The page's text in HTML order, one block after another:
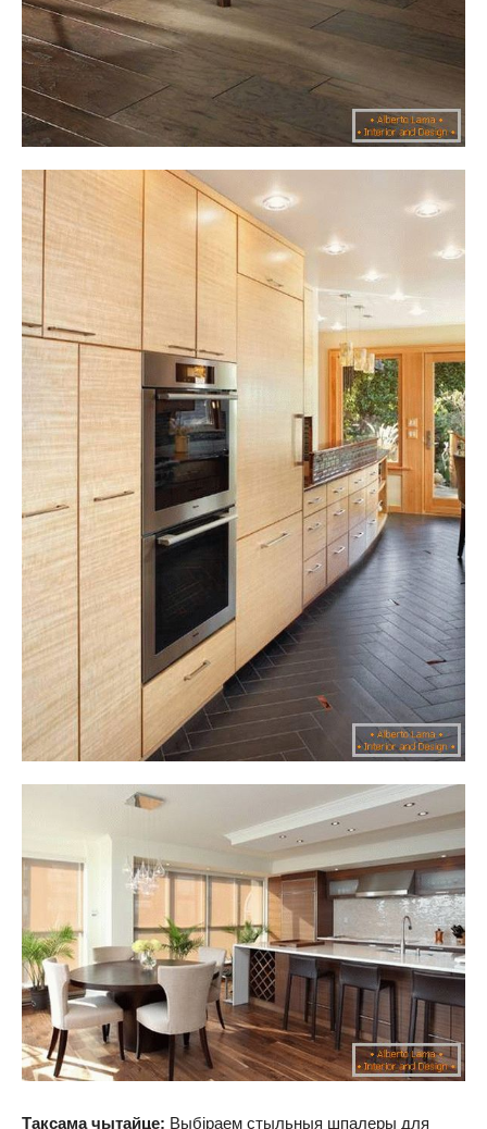
Таксама чытайце: Выбіраем стыльныя шпалеры для